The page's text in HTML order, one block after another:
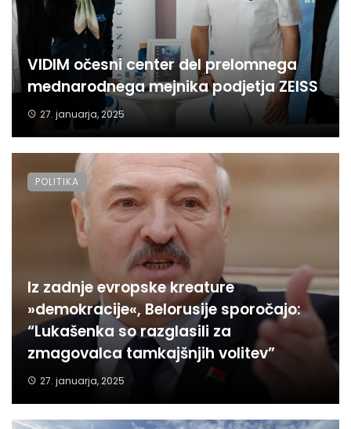
VIDIM očesni center del prelomnega
mednarodnega mejnika podjetja ZEISS
27. januarja, 2025
Iz zadnje evropske kreature
»demokracije«, Belorusije sporočajo:
“Lukašenka so razglasili za
zmagovalca tamkajšnjih volitev”
27. januarja, 2025
POLITIKA